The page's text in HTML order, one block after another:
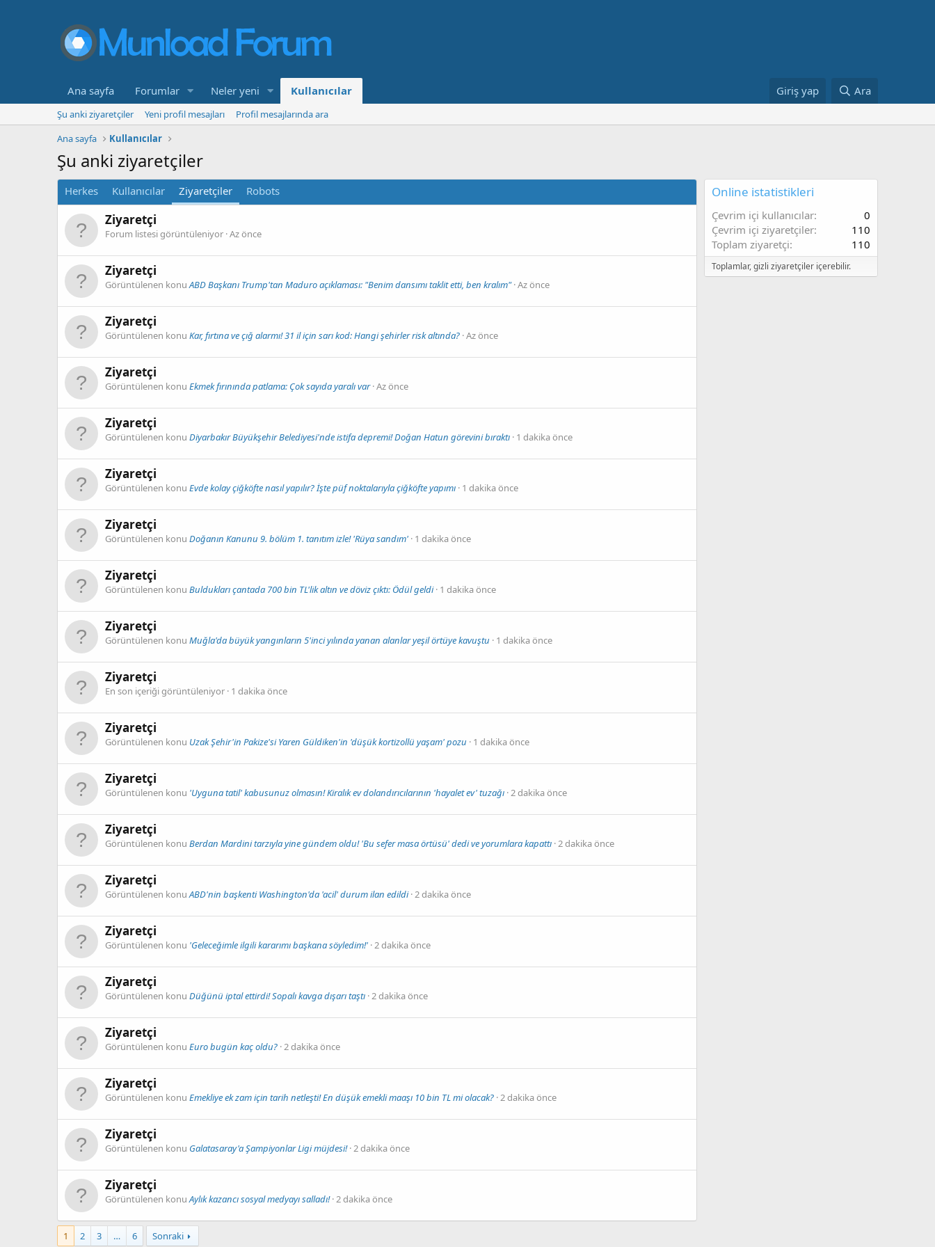
Ana sayfa Forumlar Neler yeni Kullanıcılar Giriş yap Ara
Şu anki ziyaretçiler Yeni profil mesajları
Profil mesajlarında ara
Ana sayfa
Kullanıcılar
Şu anki ziyaretçiler
Herkes Kullanıcılar Ziyaretçiler Robots
Ziyaretçi
Forum listesi görüntüleniyor Az önce
Ziyaretçi
Görüntülenen konuABD Başkanı Trump'tan Maduro açıklaması: "Benim dansımı taklit etti, ben kralım" Az önce
Ziyaretçi
Görüntülenen konu Kar, fırtına ve çığ alarmı! 31 il için sarı kod: Hangi şehirler risk altında? Az önce
Ziyaretçi
Görüntülenen konu Ekmek fırınında patlama: Çok sayıda yaralı var Az önce
Ziyaretçi
Görüntülenen konu Diyarbakır Büyükşehir Belediyesi'nde istifa depremi! Doğan Hatun görevini bıraktı 1 dakika önce
Ziyaretçi
Görüntülenen konu Evde kolay çiğköfte nasıl yapılır? İşte püf noktalarıyla çiğköfte yapımı 1 dakika önce
Ziyaretçi
Görüntülenen konu Doğanın Kanunu 9. bölüm 1. tanıtım izle! 'Rüya sandım' 1 dakika önce
Ziyaretçi
Görüntülenen konu Buldukları çantada 700 bin TL'lik altın ve döviz çıktı: Ödül geldi 1 dakika önce
Ziyaretçi
Görüntülenen konu Muğla'da büyük yangınların 5'inci yılında yanan alanlar yeşil örtüye kavuştu 1 dakika önce
Ziyaretçi
En son içeriği görüntüleniyor 1 dakika önce
Ziyaretçi
Görüntülenen konu Uzak Şehir'in Pakize'si Yaren Güldiken'in 'düşük kortizollü yaşam' pozu 1 dakika önce
Ziyaretçi
Görüntülenen konu 'Uyguna tatil' kabusunuz olmasın! Kiralık ev dolandırıcılarının 'hayalet ev' tuzağı 2 dakika önce
Ziyaretçi
Görüntülenen konu Berdan Mardini tarzıyla yine gündem oldu! 'Bu sefer masa örtüsü' dedi ve yorumlara kapattı 2 dakika önce
Ziyaretçi
Görüntülenen konuABD'nin başkenti Washington'da 'acil' durum ilan edildi 2 dakika önce
Ziyaretçi
Görüntülenen konu 'Geleceğimle ilgili kararımı başkana söyledim!' 2 dakika önce
Ziyaretçi
Görüntülenen konu Düğünü iptal ettirdi! Sopalı kavga dışarı taştı 2 dakika önce
Ziyaretçi
Görüntülenen konu Euro bugün kaç oldu? 2 dakika önce
Ziyaretçi
Görüntülenen konu Emekliye ek zam için tarih netleşti! En düşük emekli maaşı 10 bin TL mi olacak? 2 dakika önce
Ziyaretçi
Görüntülenen konu Galatasaray'a Şampiyonlar Ligi müjdesi! 2 dakika önce
Ziyaretçi
Görüntülenen konuAylık kazancı sosyal medyayı salladı! 2 dakika önce
1 2 3 … 6 Sonraki
Online istatistikleri
Çevrim içi kullanıcılar
0
Çevrim içi ziyaretçiler
110
Toplam ziyaretçi
110
Toplamlar, gizli ziyaretçiler içerebilir.